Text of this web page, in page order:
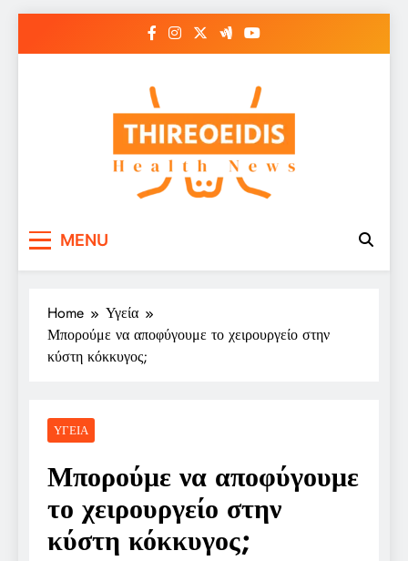
Παθήσεις Θυρεοειδούς
– Thireoeidis
MENU
Home
Υγεία
Μπορούμε να αποφύγουμε το χειρουργείο στην
κύστη κόκκυγος;
ΥΓΕΊΑ
Μπορούμε να αποφύγουμε
το χειρουργείο στην
κύστη κόκκυγος;